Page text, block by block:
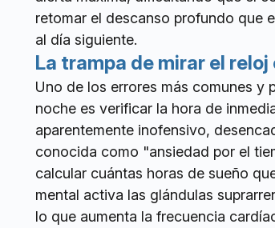
retomar el descanso profundo que
al día siguiente.
La trampa de mirar el
Uno de los errores más comunes y
noche es verificar la hora de
aparentemente inofensivo,
conocida como "ansiedad por el
calcular cuántas horas de sueño
mental activa las glándulas
lo que aumenta la frecuencia